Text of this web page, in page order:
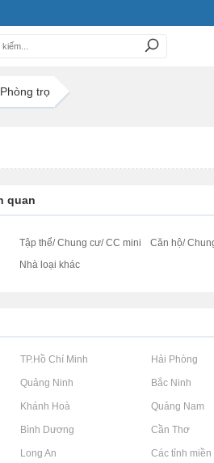
trọ
quan
Tập thể/ Chung cư/ CC mini Căn hộ/
Nhà loại khác
tại TP.Hồ Chí Minh Rao vặt tại Hải Phòng
tại Quảng Ninh Rao vặt tại Bắc Ninh
tại Khánh Hoà Rao vặt tại Quảng Nam
tại Bình Dương Rao vặt tại Cần Thơ
tại Long An Rao vặt tại Các tỉnh